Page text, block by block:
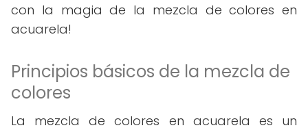
con la magia de la mezcla de colores en
acuarela!
Principios básicos de la mezcla de
colores
La mezcla de colores en acuarela es un